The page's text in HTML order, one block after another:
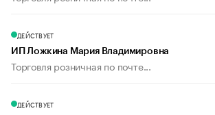
ДЕЙСТВУЕТ
ИП Ложкина Мария Владимировна
Торговля розничная по почте...
ДЕЙСТВУЕТ